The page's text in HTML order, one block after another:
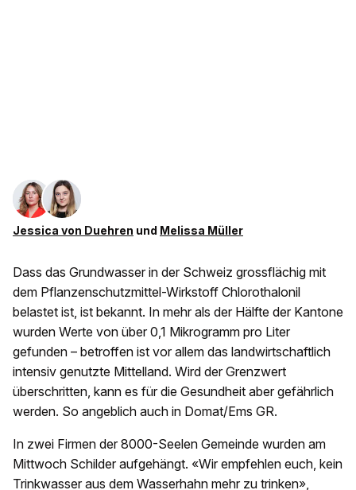
Jessica von Duehren und Melissa Müller
Dass das Grundwasser in der Schweiz grossflächig mit
dem Pflanzenschutzmittel-Wirkstoff Chlorothalonil
belastet ist, ist bekannt. In mehr als der Hälfte der Kantone
wurden Werte von über 0,1 Mikrogramm pro Liter
gefunden – betroffen ist vor allem das landwirtschaftlich
intensiv genutzte Mittelland. Wird der Grenzwert
überschritten, kann es für die Gesundheit aber gefährlich
werden. So angeblich auch in Domat/Ems GR.
In zwei Firmen der 8000-Seelen Gemeinde wurden am
Mittwoch Schilder aufgehängt. «Wir empfehlen euch, kein
Trinkwasser aus dem Wasserhahn mehr zu trinken»,